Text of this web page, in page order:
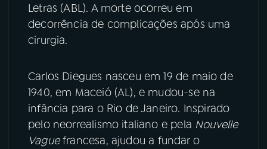
Instagram X
Letras (ABL). A morte ocorreu em
decorrência de complicações após uma
cirurgia.
Carlos Diegues nasceu em 19 de maio de
1940, em Maceió (AL), e mudou-se na
infância para o Rio de Janeiro. Inspirado
pelo neorrealismo italiano e pela Nouvelle
Vaguefrancesa, ajudou a fundar o